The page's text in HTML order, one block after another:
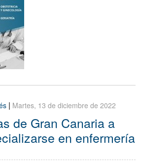
| Martes, 13 de diciembre de 2022
de Gran Canaria a
en enfermería